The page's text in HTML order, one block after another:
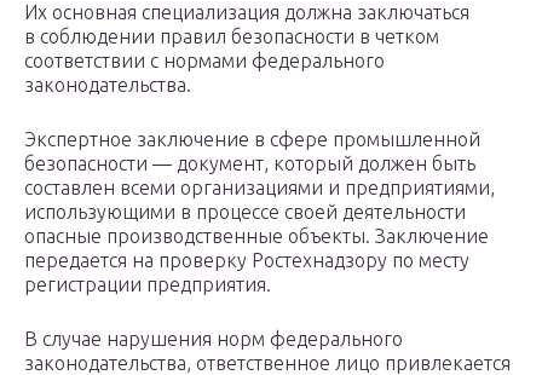
Их основная специализация должна заключаться
в соблюдении правил безопасности в четком
соответствии с нормами федерального
законодательства.
Экспертное заключение в сфере промышленной
безопасности — документ, который должен быть
составлен всеми организациями и предприятиями,
использующими в процессе своей деятельности
опасные производственные объекты. Заключение
передается на проверку Ростехнадзору по месту
регистрации предприятия.
В случае нарушения норм федерального
законодательства, ответственное лицо привлекается